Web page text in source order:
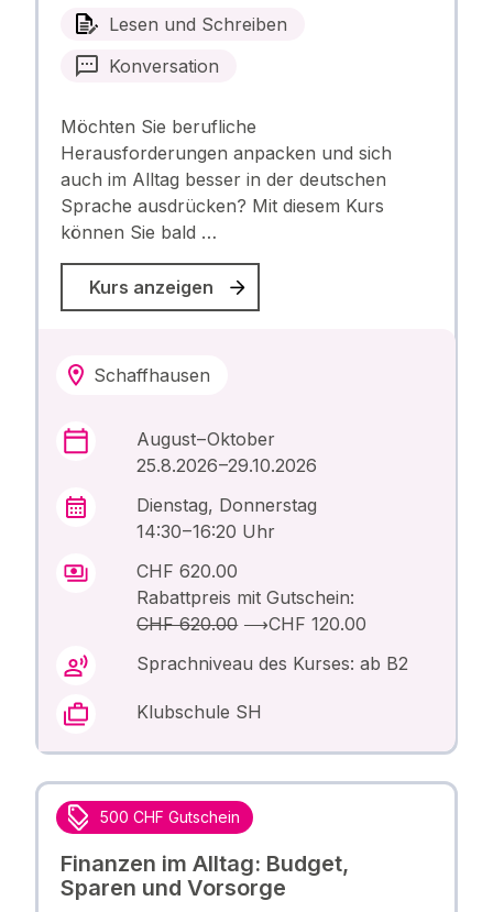
Lesen und Schreiben
Konversation
Möchten Sie berufliche
Herausforderungen anpacken und sich
auch im Alltag besser in der deutschen
Sprache ausdrücken? Mit diesem Kurs
können Sie bald …
Kurs anzeigen
Schaffhausen
August – Oktober
25.8.2026 –29.10.2026
Dienstag, Donnerstag
14:30 – 16:20 Uhr
CHF 620.00
Rabattpreis mit Gutschein:
CHF 620.00⟶CHF 120.00
Sprachniveau des Kurses: ab B2
Klubschule SH
500 CHF Gutschein
Finanzen im Alltag: Budget,
Sparen und Vorsorge